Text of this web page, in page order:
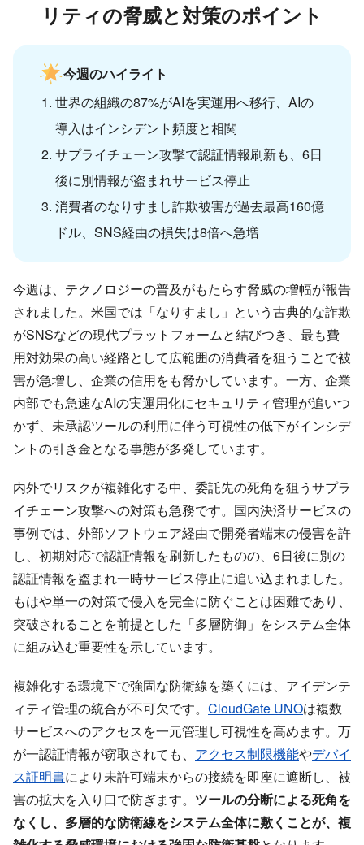
リティの脅威と対策のポイント
今週のハイライト
世界の組織の87%がAIを実運用へ移行、AIの
導入はインシデント頻度と相関
サプライチェーン攻撃で認証情報刷新も、6日
後に別情報が盗まれサービス停止
消費者のなりすまし詐欺被害が過去最高160億
ドル、SNS経由の損失は8倍へ急増
今週は、テクノロジーの普及がもたらす脅威の増幅が報告
されました。米国では「なりすまし」という古典的な詐欺
がSNSなどの現代プラットフォームと結びつき、最も費
用対効果の高い経路として広範囲の消費者を狙うことで被
害が急増し、企業の信用をも脅かしています。一方、企業
内部でも急速なAIの実運用化にセキュリティ管理が追いつ
かず、未承認ツールの利用に伴う可視性の低下がインシデ
ントの引き金となる事態が多発しています。
内外でリスクが複雑化する中、委託先の死角を狙うサプラ
イチェーン攻撃への対策も急務です。国内決済サービスの
事例では、外部ソフトウェア経由で開発者端末の侵害を許
し、初期対応で認証情報を刷新したものの、6日後に別の
認証情報を盗まれ一時サービス停止に追い込まれました。
もはや単一の対策で侵入を完全に防ぐことは困難であり、
突破されることを前提とした「多層防御」をシステム全体
に組み込む重要性を示しています。
複雑化する環境下で強固な防衛線を築くには、アイデンテ
ィティ管理の統合が不可欠です。 CloudGate UNOは複数
サービスへのアクセスを一元管理し可視性を高めます。万
が一認証情報が窃取されても、 アクセス制限機能やデバイ
ス証明書により未許可端末からの接続を即座に遮断し、被
害の拡大を入り口で防ぎます。 ツールの分断による死角を
なくし、多層的な防衛線をシステム全体に敷くことが、複